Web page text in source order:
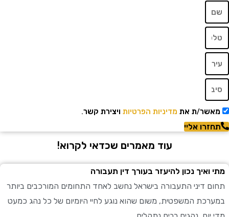
ת אתמדיניות הפרטיותויצירת קשר.
אליי
עוד מאמרים שכדאי לקרוא!
נכון להיעזר בעורך דין תעבורה
דיני התעבורה בישראל נחשב לאחד התחומים המורכבים ביותר
המשפטית, משום שהוא נוגע לחיי היומיום של כל נהג כמעט